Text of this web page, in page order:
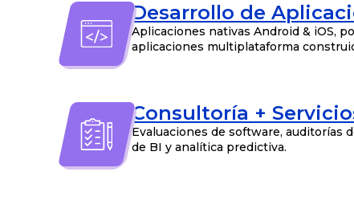
Desarrollo de
Aplicaciones nativas Android & iOS,
aplicaciones multiplataforma
Consultoría +
Evaluaciones de software, auditorías
de BI y analítica predictiva.